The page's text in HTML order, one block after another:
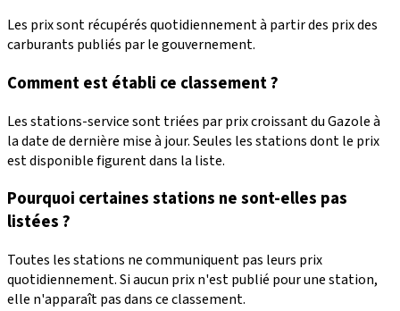
Les prix sont récupérés quotidiennement à partir des prix des
carburants publiés par le gouvernement.
Comment est établi ce classement ?
Les stations-service sont triées par prix croissant du Gazole à
la date de dernière mise à jour. Seules les stations dont le prix
est disponible figurent dans la liste.
Pourquoi certaines stations ne sont-elles pas
listées ?
Toutes les stations ne communiquent pas leurs prix
quotidiennement. Si aucun prix n'est publié pour une station,
elle n'apparaît pas dans ce classement.